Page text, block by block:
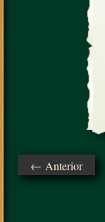
← Anterior